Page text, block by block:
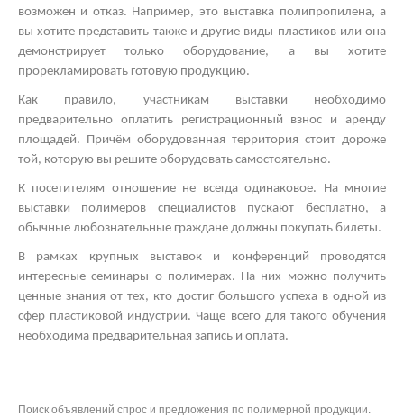
возможен и отказ. Например, это выставка полипропилена,а
вы хотите представить также и другие виды пластиков или она
демонстрирует только оборудование, а вы хотите
прорекламировать готовую продукцию.
Как правило, участникам выставки необходимо
предварительно оплатить регистрационный взнос и аренду
площадей. Причём оборудованная территория стоит дороже
той, которую вы решите оборудовать самостоятельно.
К посетителям отношение не всегда одинаковое. На многие
выставки полимеров специалистов пускают бесплатно, а
обычные любознательные граждане должны покупать билеты.
В рамках крупных выставок
и конференций проводятся
интересные семинары о полимерах. На них можно получить
ценные знания от тех, кто достиг большого успеха в одной из
сфер пластиковой индустрии. Чаще всего для такого обучения
необходима предварительная запись и оплата.
Поиск объявлений спрос и предложения по полимерной продукции.